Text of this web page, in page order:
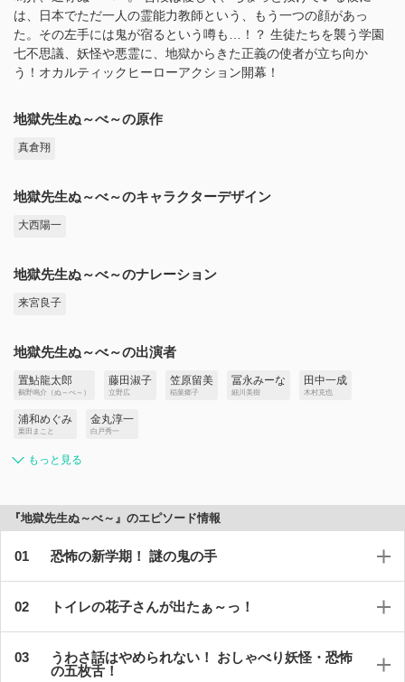
は、日本でただ一人の霊能力教師という、もう一つの顔があっ
た。その左手には鬼が宿るという噂も…！？ 生徒たちを襲う学園
七不思議、妖怪や悪霊に、地獄からきた正義の使者が立ち向か
う！オカルティックヒーローアクション開幕！
地獄先生ぬ～べ～の原作
真倉翔
地獄先生ぬ～べ～のキャラクターデザイン
大西陽一
地獄先生ぬ～べ～のナレーション
来宮良子
地獄先生ぬ～べ～の出演者
置鮎龍太郎
鵺野鳴介（ぬ～べ～）
藤田淑子
立野広
笠原留美
稲葉郷子
冨永みーな
細川美樹
田中一成
木村克也
浦和めぐみ
栗田まこと
金丸淳一
白戸秀一
もっと見る
『地獄先生ぬ～べ～』のエピソード情報
恐怖の新学期！ 謎の鬼の手
トイレの花子さんが出たぁ～っ！
うわさ話はやめられない！ おしゃべり妖怪・恐怖
の五枚舌！